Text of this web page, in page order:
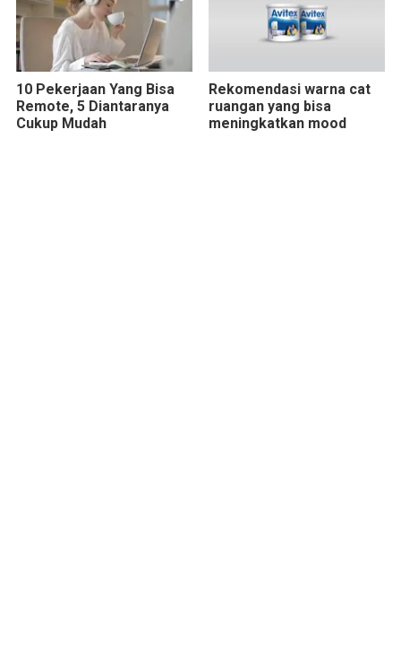
10 Pekerjaan Yang Bisa
Remote, 5 Diantaranya
Cukup Mudah
Rekomendasi warna cat
ruangan yang bisa
meningkatkan mood